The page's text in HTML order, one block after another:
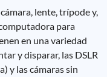
lente, trípode y,
para
en una variedad
y disparar, las DSLR
y las cámaras sin